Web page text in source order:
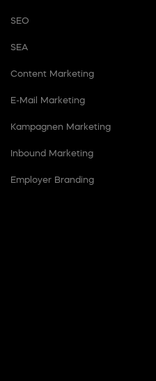
SEO
SEA
Content Marketing
E-Mail Marketing
Kampagnen Marketing
Inbound Marketing
Employer Branding